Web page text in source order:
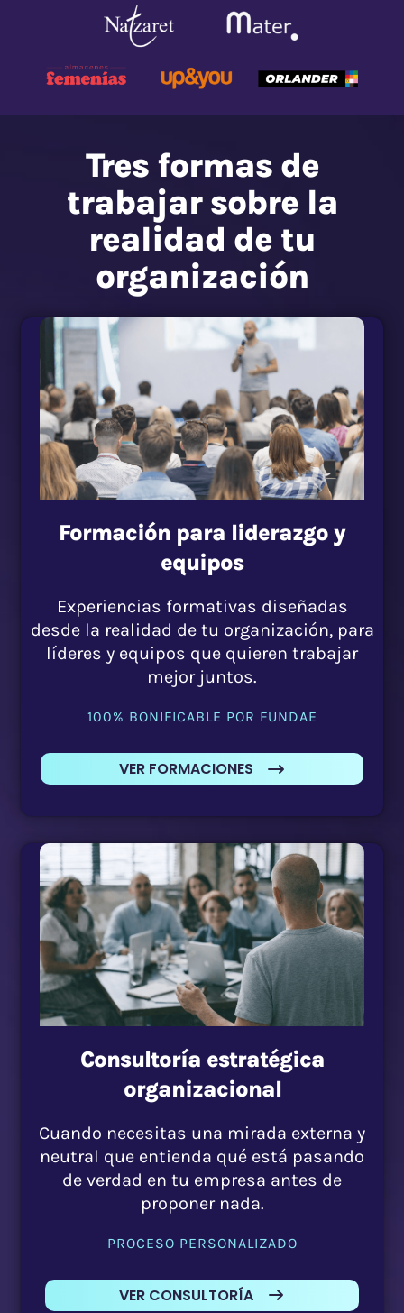
Tres formas de
trabajar sobre la
realidad de tu
organización
Formación para liderazgo y
equipos
Experiencias formativas diseñadas
desde la realidad de tu organización, para
líderes y equipos que quieren trabajar
mejor juntos.
100% BONIFICABLE POR FUNDAE
VER FORMACIONES
Consultoría estratégica
organizacional
Cuando necesitas una mirada externa y
neutral que entienda qué está pasando
de verdad en tu empresa antes de
proponer nada.
PROCESO PERSONALIZADO
VER CONSULTORÍA